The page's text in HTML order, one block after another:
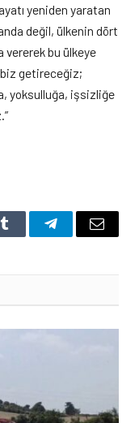
yeniden yaratan
değil, ülkenin dört
vererek bu ülkeye
biz getireceğiz;
yoksulluğa, işsizliğe
Tumblr TelegramEmail